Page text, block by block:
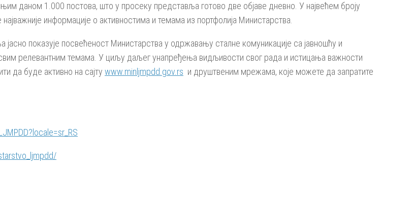
даном 1.000 постова, што у просеку представља готово две објаве дневно. У највећем броју
информације о активностима и темама из портфолија Министарства.
јасно показује посвећеност Министарства у одржавању сталне комуникације са јавношћу и
релевантним темама. У циљу даљег унапређења видљивости свог рада и истицања важности
да буде активно на сајту www.minljmpdd.gov.rs и друштвеним мрежама, које можете да запратите